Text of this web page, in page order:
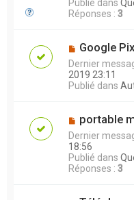
Publié dans
Réponses : 3
Google
Dernier
2019 23:11
Publié dans
portable
Dernier
18:56
Publié dans
Réponses : 3